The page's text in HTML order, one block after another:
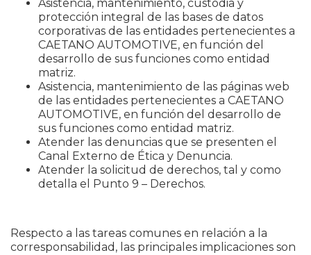
Asistencia, mantenimiento, custodia y
protección integral de las bases de datos
corporativas de las entidades pertenecientes a
CAETANO AUTOMOTIVE, en función del
desarrollo de sus funciones como entidad
matriz.
Asistencia, mantenimiento de las páginas web
de las entidades pertenecientes a CAETANO
AUTOMOTIVE, en función del desarrollo de
sus funciones como entidad matriz.
Atender las denuncias que se presenten el
Canal Externo de Ética y Denuncia.
Atender la solicitud de derechos, tal y como
detalla el Punto 9 – Derechos.
Respecto a las tareas comunes en relación a la
corresponsabilidad, las principales implicaciones son